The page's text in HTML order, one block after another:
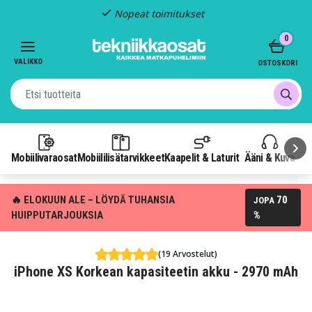
Kiinteä toimitus: 4,95 €
VALIKKO
MobiilivaraosatMobiililisätarvikkeetKaapelit & Laturit Ääni & Kuva
0
OSTOSKORI
🔥 ELOKUUN ALE – LÖYDÄ TUHANSIA
HUIPPUTARJOUKSIA
JOPA 70
%
(19 Arvostelut)
iPhone XS Korkean kapasiteetin akku - 2970 mAh